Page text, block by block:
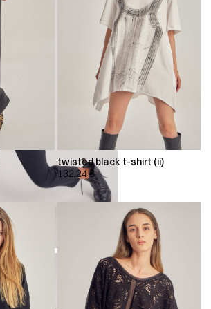
twisted black t-shirt (ii)
132,24€